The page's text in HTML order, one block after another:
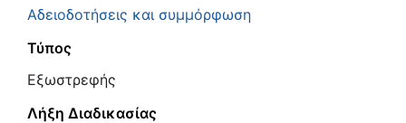
Αδειοδοτήσεις και συμμόρφωση
Τύπος
Εξωστρεφής
Λήξη Διαδικασίας